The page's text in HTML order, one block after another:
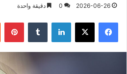
2026-06-26
0 دقيقة واحدة
فيسبوك X لينكدإن